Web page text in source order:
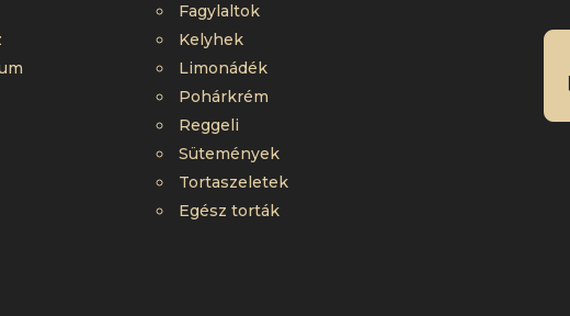
Fagylaltok
Kelyhek
Limonádék
Pohárkrém
Reggeli
Sütemények
Tortaszeletek
Egész torták